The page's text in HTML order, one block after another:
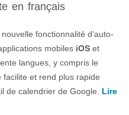
en français
fonctionnalité d’auto-
mobiles iOS et
langues, y compris le
et rend plus rapide
de calendrier de Google. Lire